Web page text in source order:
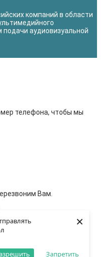
Запретить
×
компаний в области
подачи аудиовизуальной
телефона, чтобы мы
Вам.